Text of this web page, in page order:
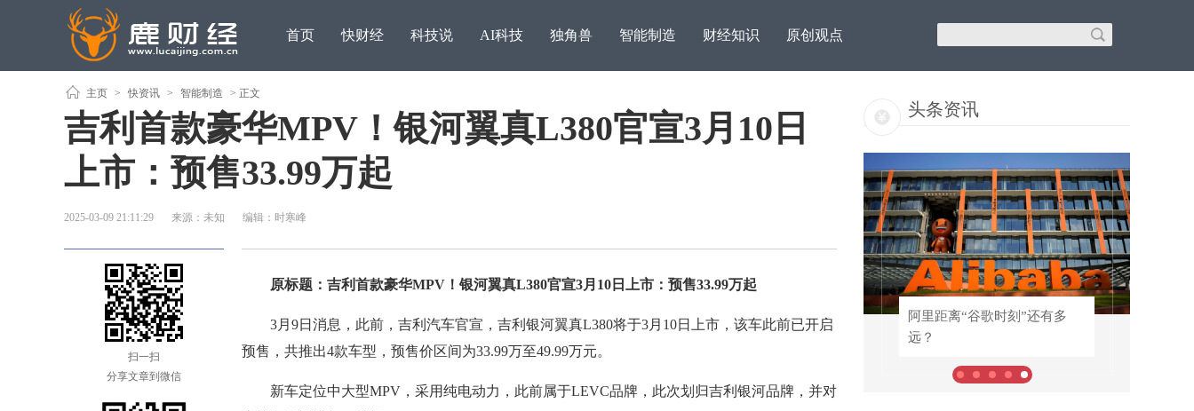
首页 快财经 科技说 AI科技 独角兽 智能制造 财经知识 原创观点
主页 > 快资讯 > 智能制造 > 正文
吉利首款豪华MPV！银河翼真L380官宣3月10日
上市：预售33.99万起
2025-03-09 21:11:29 来源：未知 编辑：时寒峰
扫一扫
分享文章到微信
原标题：吉利首款豪华MPV！银河翼真L380官宣3月10日上市：预售33.99万起
3月9日消息，此前，吉利汽车官宣，吉利银河翼真L380将于3月10日上市，该车此前已开启
预售，共推出4款车型，预售价区间为33.99万至49.99万元。
新车定位中大型MPV，采用纯电动力，此前属于LEVC品牌，此次划归吉利银河品牌，并对
头条资讯
追梦之路，稳比快更重要！专
阿里距离“谷歌时刻”还有多
远？
阿里距离“谷歌时刻”还有多
远？